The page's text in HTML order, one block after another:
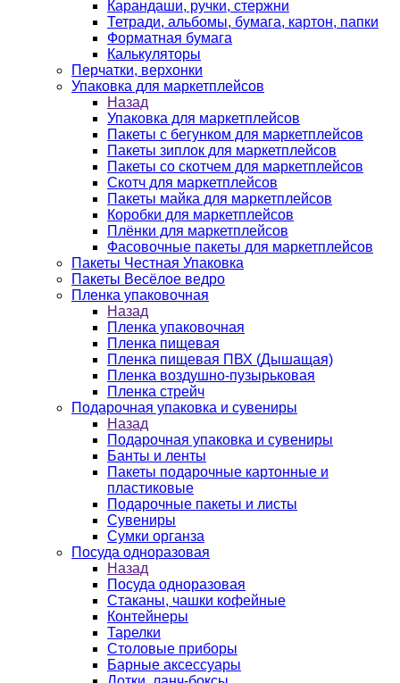
Карандаши, ручки, стержни
Тетради, альбомы, бумага, картон, папки
Форматная бумага
Калькуляторы
Перчатки, верхонки
Упаковка для маркетплейсов
Назад
Упаковка для маркетплейсов
Пакеты с бегунком для маркетплейсов
Пакеты зиплок для маркетплейсов
Пакеты со скотчем для маркетплейсов
Скотч для маркетплейсов
Пакеты майка для маркетплейсов
Коробки для маркетплейсов
Плёнки для маркетплейсов
Фасовочные пакеты для маркетплейсов
Пакеты Честная Упаковка
Пакеты Весёлое ведро
Пленка упаковочная
Назад
Пленка упаковочная
Пленка пищевая
Пленка пищевая ПВХ (Дышащая)
Пленка воздушно-пузырьковая
Пленка стрейч
Подарочная упаковка и сувениры
Назад
Подарочная упаковка и сувениры
Банты и ленты
Пакеты подарочные картонные и
пластиковые
Подарочные пакеты и листы
Сувениры
Сумки органза
Посуда одноразовая
Назад
Посуда одноразовая
Стаканы, чашки кофейные
Контейнеры
Тарелки
Столовые приборы
Барные аксессуары